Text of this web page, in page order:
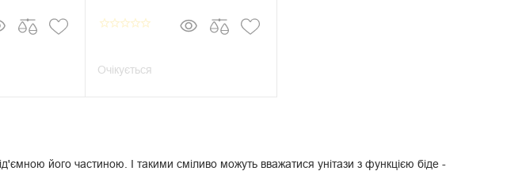
star_borderstar_borderstar_borderstar_borderstar_border
Очікується
його частиною. І такими сміливо можуть вважатися унітази з функцією біде -